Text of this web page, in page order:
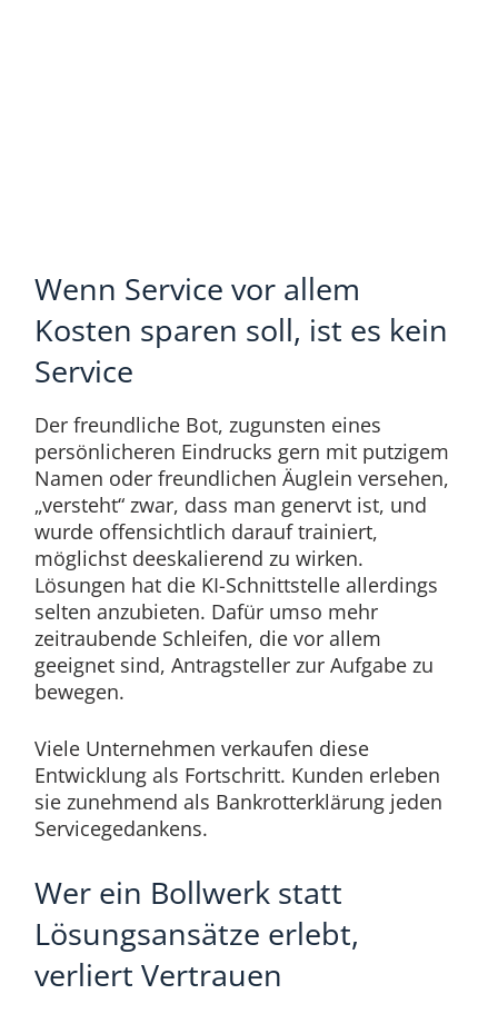
Wenn Service vor allem
Kosten sparen soll, ist es kein
Service
Der freundliche Bot, zugunsten eines
persönlicheren Eindrucks gern mit putzigem
Namen oder freundlichen Äuglein versehen,
„versteht“ zwar, dass man genervt ist, und
wurde offensichtlich darauf trainiert,
möglichst deeskalierend zu wirken.
Lösungen hat die KI-Schnittstelle allerdings
selten anzubieten. Dafür umso mehr
zeitraubende Schleifen, die vor allem
geeignet sind, Antragsteller zur Aufgabe zu
bewegen.
Viele Unternehmen verkaufen diese
Entwicklung als Fortschritt. Kunden erleben
sie zunehmend als Bankrotterklärung jeden
Servicegedankens.
Wer ein Bollwerk statt
Lösungsansätze erlebt,
verliert Vertrauen